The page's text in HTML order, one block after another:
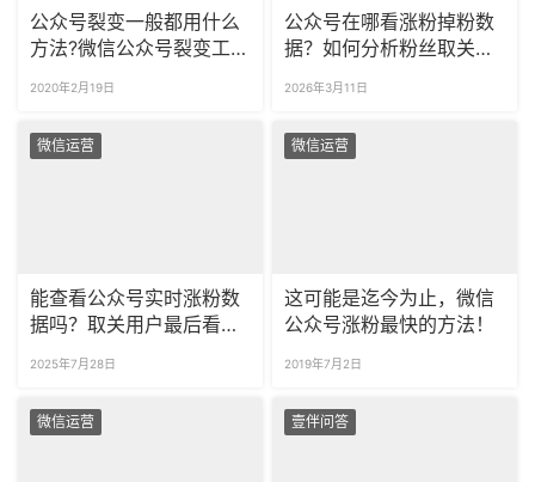
公众号裂变一般都用什么
方法?微信公众号裂变工具
2020年2月19日
公众号在哪看涨粉掉粉数
据？如何分析粉丝取关原
2026年3月11日
微信运营
能查看公众号实时涨粉数
据吗？取关用户最后看了
2025年7月28日
微信运营
这可能是迄今为止，微信
公众号涨粉最快的方法！
2019年7月2日
微信运营 壹伴问答